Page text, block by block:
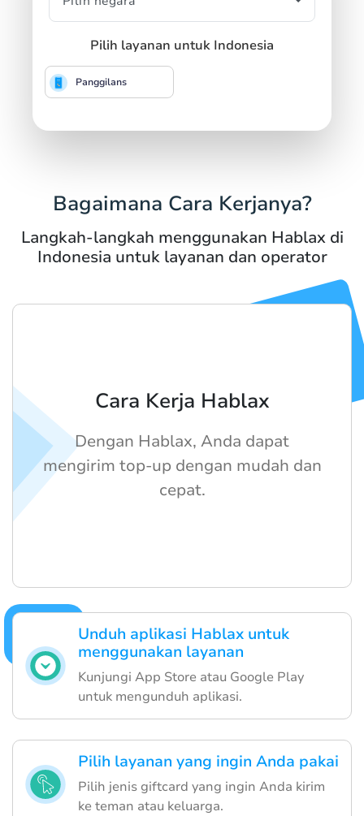
Pilih layanan untuk Indonesia
Panggilans
Bagaimana Cara Kerjanya?
Langkah-langkah menggunakan Hablax di
Indonesia untuk layanan dan operator
Unduh aplikasi Hablax untuk
menggunakan layanan
Kunjungi App Store atau Google Play
untuk mengunduh aplikasi.
Pilih layanan yang ingin Anda pakai
Pilih jenis giftcard yang ingin Anda kirim
ke teman atau keluarga.
Cara Kerja Hablax
Dengan Hablax, Anda dapat
mengirim top-up dengan mudah dan
cepat.